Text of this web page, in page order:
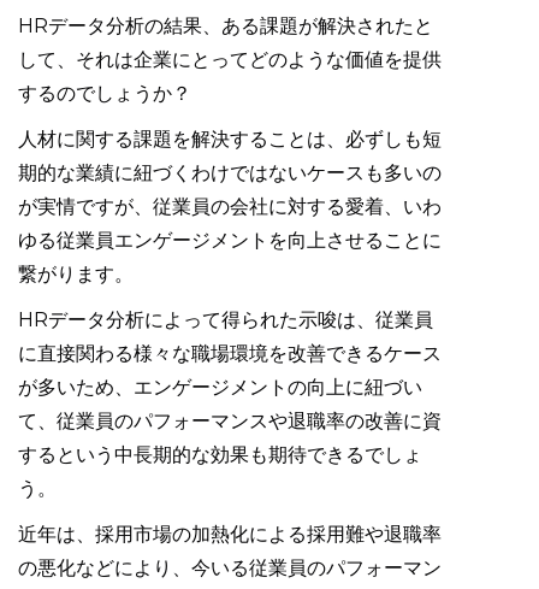
HRデータ分析の結果、ある課題が解決されたと
して、それは企業にとってどのような価値を提供
するのでしょうか？
人材に関する課題を解決することは、必ずしも短
期的な業績に紐づくわけではないケースも多いの
が実情ですが、従業員の会社に対する愛着、いわ
ゆる従業員エンゲージメントを向上させることに
繋がります。
HRデータ分析によって得られた示唆は、従業員
に直接関わる様々な職場環境を改善できるケース
が多いため、エンゲージメントの向上に紐づい
て、従業員のパフォーマンスや退職率の改善に資
するという中長期的な効果も期待できるでしょ
う。
近年は、採用市場の加熱化による採用難や退職率
の悪化などにより、今いる従業員のパフォーマン